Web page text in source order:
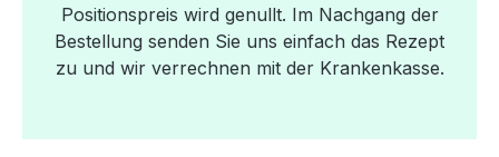
Positionspreis wird genullt. Im Nachgang der
Bestellung senden Sie uns einfach das Rezept
zu und wir verrechnen mit der Krankenkasse.